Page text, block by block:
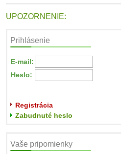
UPOZORNENIE:
Prihlásenie
E-mail:
Heslo:
Registrácia
Zabudnuté heslo
Vaše pripomienky